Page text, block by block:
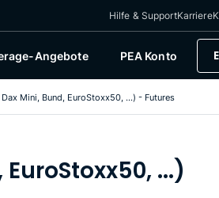
Hilfe & SupportKarriere
Angebote PEA Konto
Dax Mini, Bund, EuroStoxx50, ...) - Futures
...)